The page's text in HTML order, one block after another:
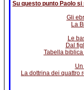
Su questo punto Paolo
Gli
La
Le
Dal
Tabella
La dottrina dei quattro